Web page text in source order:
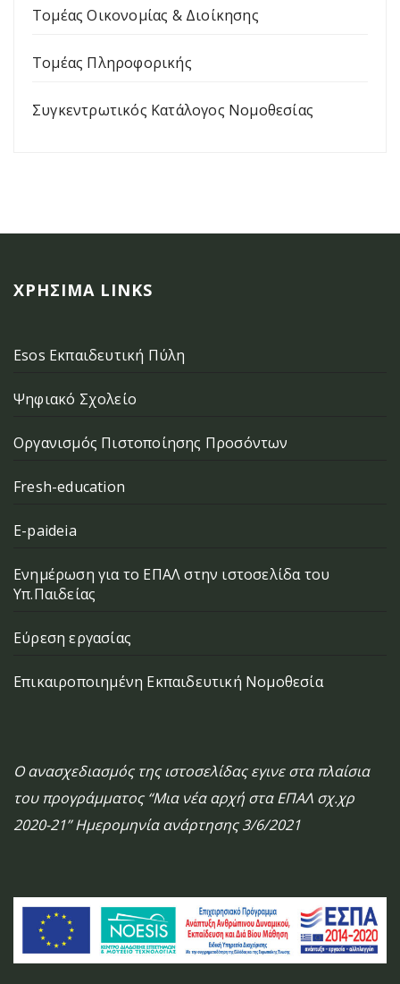
Τομέας Οικονομίας & Διοίκησης
Τομέας Πληροφορικής
Συγκεντρωτικός Κατάλογος Νομοθεσίας
ΧΡΉΣΙΜΑ LINKS
Esos Εκπαιδευτική Πύλη
Ψηφιακό Σχολείο
Οργανισμός Πιστοποίησης Προσόντων
Fresh-education
E-paideia
Ενημέρωση για το ΕΠΑΛ στην ιστοσελίδα του
Υπ.Παιδείας
Εύρεση εργασίας
Επικαιροποιημένη Εκπαιδευτική Νομοθεσία
Ο ανασχεδιασμός της ιστοσελίδας εγινε στα πλαίσια
του προγράμματος “Μια νέα αρχή στα ΕΠΑΛ σχ.χρ
2020-21” Ημερομηνία ανάρτησης 3/6/2021